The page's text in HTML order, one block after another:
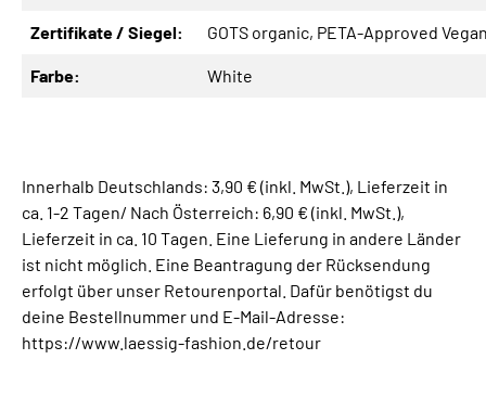
Zertifikate / Siegel: GOTS organic, PETA-Approved
Farbe: White
Innerhalb Deutschlands: 3,90 € (inkl. MwSt.), Lieferzeit in
ca. 1-2 Tagen/ Nach Österreich: 6,90 € (inkl. MwSt.),
Lieferzeit in ca. 10 Tagen. Eine Lieferung in andere Länder
ist nicht möglich. Eine Beantragung der Rücksendung
erfolgt über unser Retourenportal. Dafür benötigst du
deine Bestellnummer und E-Mail-Adresse:
https://www.laessig-fashion.de/retour